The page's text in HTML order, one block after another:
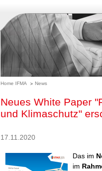
Home IFMA News
Neues White Paper
und Klimaschutz"
17.11.2020
Das im
im